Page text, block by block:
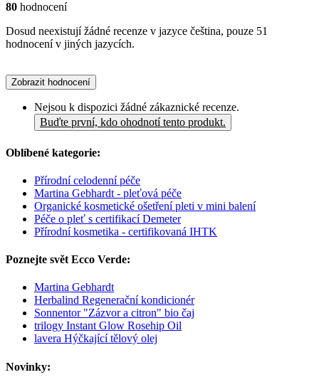
80 hodnocení
Dosud neexistují žádné recenze v jazyce čeština, pouze 51
hodnocení v jiných jazycích.
Zobrazit hodnocení
Nejsou k dispozici žádné zákaznické recenze.
Buďte první, kdo ohodnotí tento produkt.
Oblíbené kategorie:
Přírodní celodenní péče
Martina Gebhardt - pleťová péče
Organické kosmetické ošetření pleti v mini balení
Péče o pleť s certifikací Demeter
Přírodní kosmetika - certifikovaná IHTK
Poznejte svět Ecco Verde:
Martina Gebhardt
Herbalind Regenerační kondicionér
Sonnentor "Zázvor a citron" bio čaj
trilogy Instant Glow Rosehip Oil
lavera Hýčkající tělový olej
Novinky: